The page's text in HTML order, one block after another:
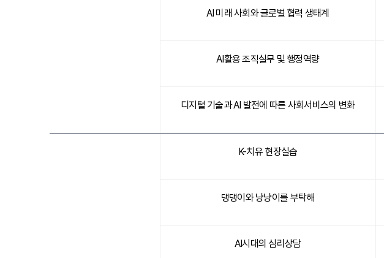
AI 미래 사회와 글로벌 협력 생태계
AI활용 조직실무 및 행정역량
디지털 기술과 AI 발전에 따른 사회서비스의 변화
K-치유 현장실습
댕댕이와 냥냥이를 부탁해
AI시대의 심리상담